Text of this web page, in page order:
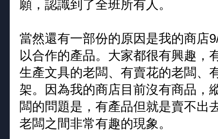
願，認識到了全班所有人。
當然還有一部份的原因是我的商店
以合作的產品。大家都很有興趣，
生產文具的老闆、有賣花的老闆、
架。因為我的商店目前沒有商品，
闆的問題是，有產品但就是賣不出
老闆之間非常有趣的現象。